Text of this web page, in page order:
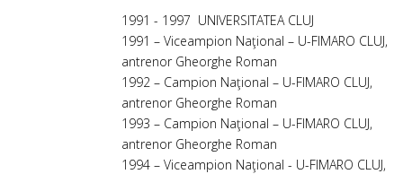
1991 - 1997 UNIVERSITATEA CLUJ
1991 – Viceampion Naţional – U-FIMARO CLUJ,
antrenor Gheorghe Roman
1992 – Campion Naţional – U-FIMARO CLUJ,
antrenor Gheorghe Roman
1993 – Campion Naţional – U-FIMARO CLUJ,
antrenor Gheorghe Roman
1994 – Viceampion Naţional - U-FIMARO CLUJ,